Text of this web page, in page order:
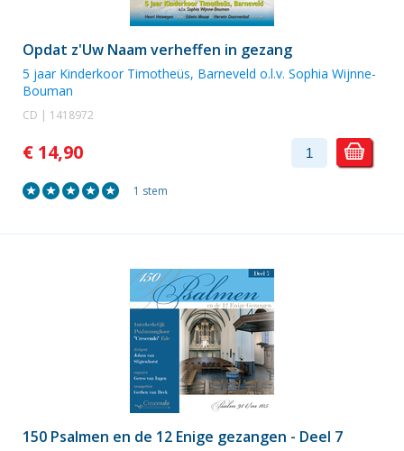
Opdat z'Uw Naam verheffen in gezang
5 jaar Kinderkoor Timotheüs, Barneveld o.l.v. Sophia Wijnne-
Bouman
CD | 1418972
€ 14,90
1 stem
150 Psalmen en de 12 Enige gezangen - Deel 7